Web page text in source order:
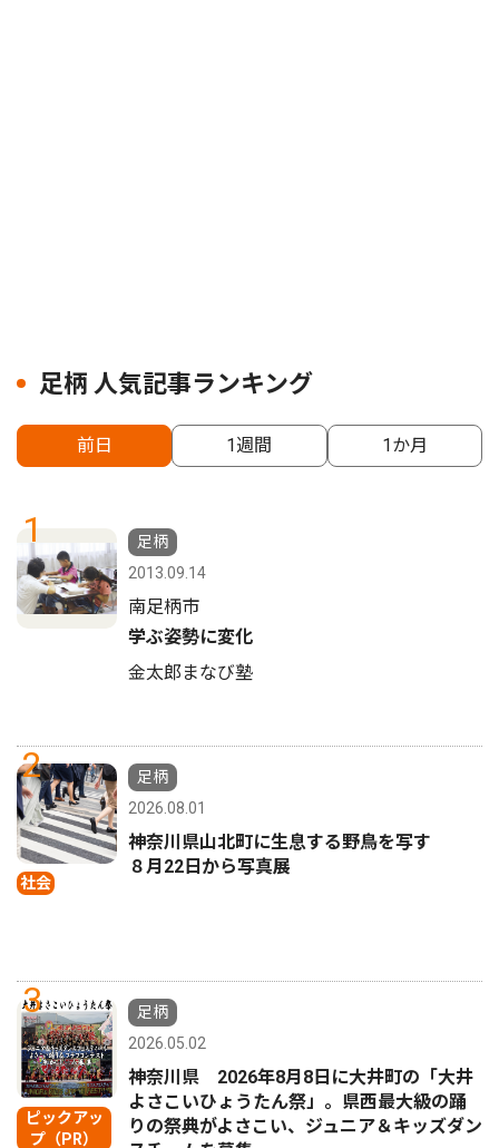
足柄 人気記事ランキング
前日 1週間 1か月
1
足柄
2013.09.14
南足柄市
学ぶ姿勢に変化
金太郎まなび塾
2
社会
足柄
2026.08.01
神奈川県山北町に生息する野鳥を写す
８月22日から写真展
3
ピックアッ
プ（PR）
足柄
2026.05.02
神奈川県 2026年8月8日に大井町の「大井
よさこいひょうたん祭」。県西最大級の踊
りの祭典がよさこい、ジュニア＆キッズダン